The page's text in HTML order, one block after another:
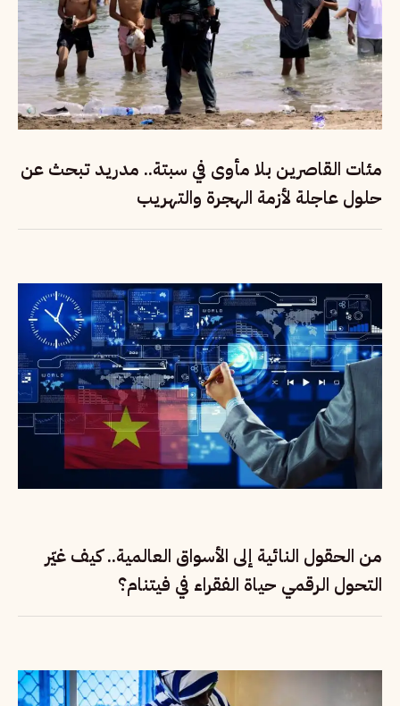
مئات القاصرين بلا مأوى في سبتة.. مدريد تبحث عن
حلول عاجلة لأزمة الهجرة والتهريب
من الحقول النائية إلى الأسواق العالمية.. كيف غيّر
التحول الرقمي حياة الفقراء في فيتنام؟